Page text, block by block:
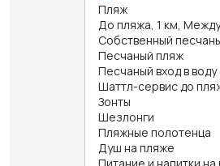
Пляж
До пляжа, 1 км,
Собственный
Песчаный пляж
Песчаный вход в воду
Шаттл-сервис до
Зонты
Шезлонги
Пляжные полотенца
Душ на пляже
Питание и напитки